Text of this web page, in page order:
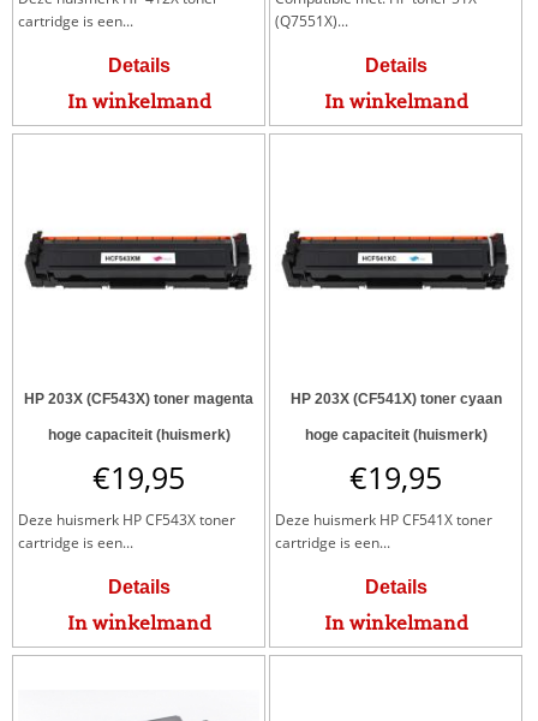
cartridge is een...
Details
In winkelmand
(Q7551X)...
Details
In winkelmand
HP 203X (CF543X) toner magenta
hoge capaciteit (huismerk)
€19,95
Deze huismerk HP CF543X toner
cartridge is een...
Details
In winkelmand
HP 203X (CF541X) toner cyaan
hoge capaciteit (huismerk)
€19,95
Deze huismerk HP CF541X toner
cartridge is een...
Details
In winkelmand